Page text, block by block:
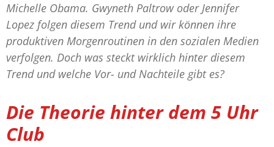
Michelle Obama. Gwyneth Paltrow oder Jennifer
Lopez folgen diesem Trend und wir können ihre
produktiven Morgenroutinen in den sozialen Medien
verfolgen. Doch was steckt wirklich hinter diesem
Trend und welche Vor- und Nachteile gibt es?
Die Theorie hinter dem 5 Uhr
Club